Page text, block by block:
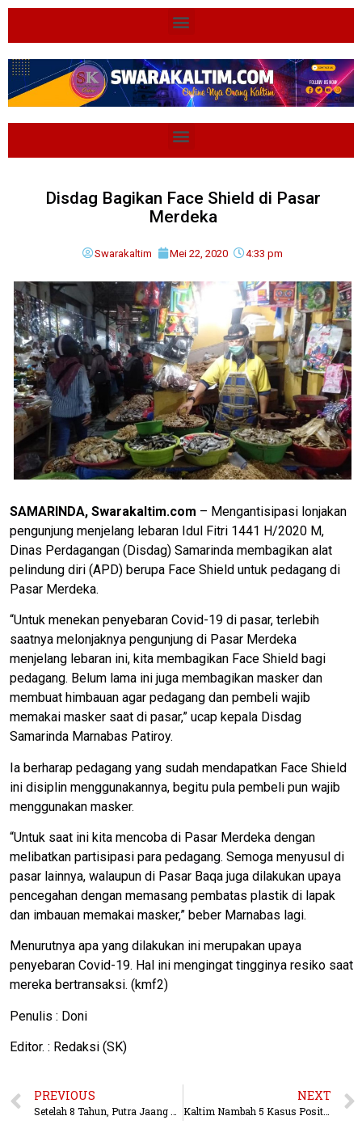
Disdag Bagikan Face Shield di Pasar
Merdeka
Swarakaltim Mei 22, 2020 4:33 pm
SAMARINDA, Swarakaltim.com – Mengantisipasi lonjakan
pengunjung menjelang lebaran Idul Fitri 1441 H/2020 M,
Dinas Perdagangan (Disdag) Samarinda membagikan alat
pelindung diri (APD) berupa Face Shield untuk pedagang di
Pasar Merdeka.
“Untuk menekan penyebaran Covid-19 di pasar, terlebih
saatnya melonjaknya pengunjung di Pasar Merdeka
menjelang lebaran ini, kita membagikan Face Shield bagi
pedagang. Belum lama ini juga membagikan masker dan
membuat himbauan agar pedagang dan pembeli wajib
memakai masker saat di pasar,” ucap kepala Disdag
Samarinda Marnabas Patiroy.
Ia berharap pedagang yang sudah mendapatkan Face Shield
ini disiplin menggunakannya, begitu pula pembeli pun wajib
menggunakan masker.
“Untuk saat ini kita mencoba di Pasar Merdeka dengan
melibatkan partisipasi para pedagang. Semoga menyusul di
pasar lainnya, walaupun di Pasar Baqa juga dilakukan upaya
pencegahan dengan memasang pembatas plastik di lapak
dan imbauan memakai masker,” beber Marnabas lagi.
Menurutnya apa yang dilakukan ini merupakan upaya
penyebaran Covid-19. Hal ini mengingat tingginya resiko saat
mereka bertransaksi. (kmf2)
Penulis : Doni
Editor. : Redaksi (SK)
PREVIOUS
Setelah 8 Tahun, Putra Jaang Baru Bisa Ultah Bersama Orang Tua
NEXT
Kaltim Nambah 5 Kasus Positif, OTG Kubar Sumbang 1 Kasus Lagi